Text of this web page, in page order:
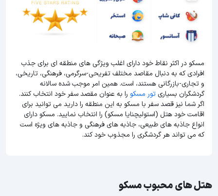
مسکو در اکثر نقاط خود دارای اغلب ویژگی های منطقه ای برای جذب
افرادی که به دنبال مقاصد مختلف تفریحی-سرگرمی، فرهنگی، تاریخی،
و تجاری-بازرگانی هستند، است. همین امر موجب شده سالانه
گردشگران بسیاریتور مسکو را به عنوان مقصد سفر خود انتخاب کنند.
اگر شما نیز قصد سفر با مسکو به این منطقه را دارید می توانید برای
اقامت خود هتل (استولیچنایا مسکو) را انتخاب نمایید. مسکو دارای
انواع جاذبه های طبیعی، جاذبه های فرهنگی و جاذبه های ویژه است
که می تواند هر گردشگری را مجذوب خود کند.
هتل های محبوب مسکو